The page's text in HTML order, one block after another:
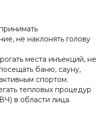
не наклонять голову
места инъекций, не
баню, сауну,
спортом.
тепловых процедур
в области лица.